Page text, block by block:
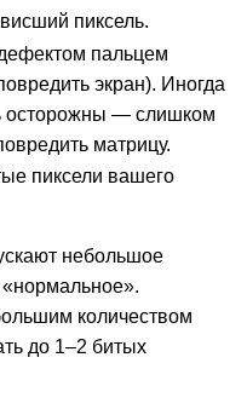
пиксель.
пальцем
экран). Иногда
осторожны — слишком
матрицу.
пиксели вашего
небольшое
«нормальное».
количеством
до 1–2 битых